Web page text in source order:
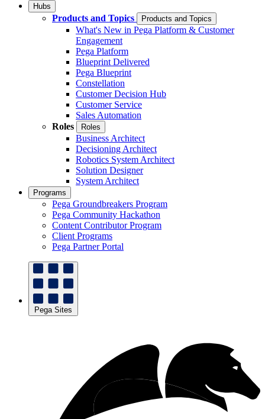
Hubs
Products and Topics Products and Topics
What's New in Pega Platform & Customer
Engagement
Pega Platform
Blueprint Delivered
Pega Blueprint
Constellation
Customer Decision Hub
Customer Service
Sales Automation
Roles
Roles
Business Architect
Decisioning Architect
Robotics System Architect
Solution Designer
System Architect
Programs
Pega Groundbreakers Program
Pega Community Hackathon
Content Contributor Program
Client Programs
Pega Partner Portal
Pega Sites